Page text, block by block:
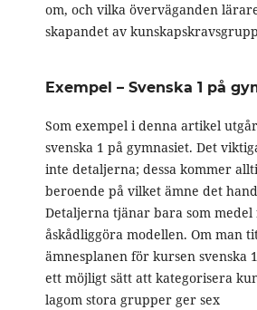
om, och vilka överväganden
skapandet av
Exempel – Svenska 1 på
Som exempel i denna artikel
svenska 1 på gymnasiet. Det
inte detaljerna; dessa kommer
beroende på vilket ämne det
Detaljerna tjänar bara som
åskådliggöra modellen. Om man
ämnesplanen för kursen svenska
ett möjligt sätt att kategorisera
lagom stora grupper ger sex